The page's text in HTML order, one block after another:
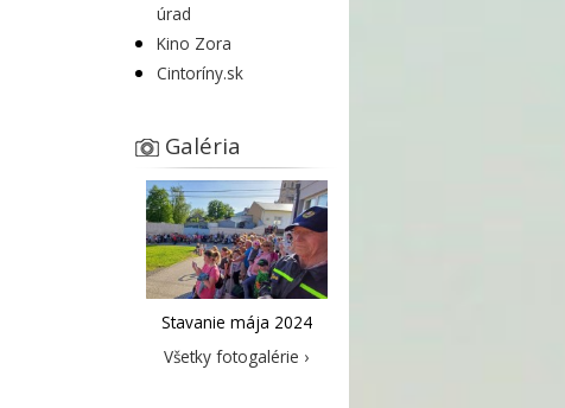
úrad
Kino Zora
Cintoríny.sk
Galéria
Stavanie mája 2024
Všetky fotogalérie ›